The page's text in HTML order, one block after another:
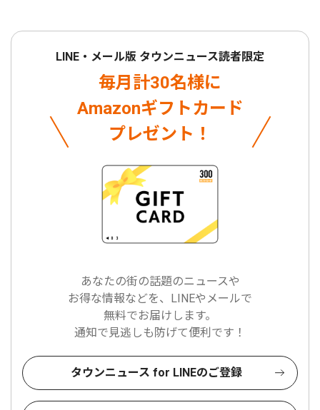
LINE・メール版 タウンニュース読者限定
毎月計30名様に
Amazonギフトカード
プレゼント！
あなたの街の話題のニュースや
お得な情報などを、LINEやメールで
無料でお届けします。
通知で見逃しも防げて便利です！
タウンニュース for LINEのご登録